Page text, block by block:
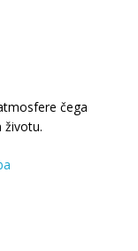
čega
životu.